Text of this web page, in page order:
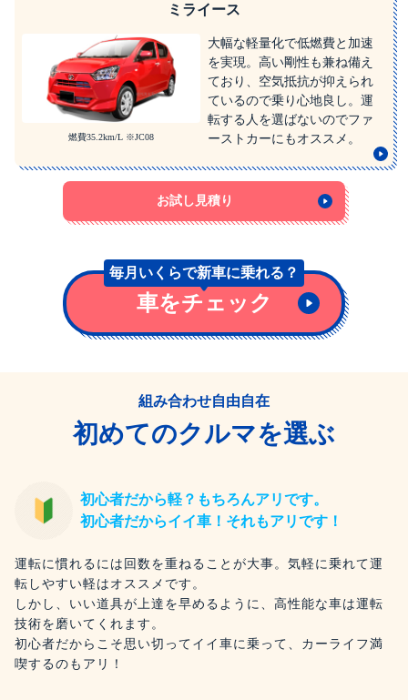
ミライース
燃費35.2km/L ※JC08
大幅な軽量化で低燃費と加速
を実現。高い剛性も兼ね備え
ており、空気抵抗が抑えられ
ているので乗り心地良し。運
転する人を選ばないのでファ
ーストカーにもオススメ。
お試し見積り
毎月いくらで新車に乗れる？
車をチェック
組み合わせ自由自在
初めてのクルマを選ぶ
初心者だから軽？もちろんアリです。
初心者だからイイ車！それもアリです！
運転に慣れるには回数を重ねることが大事。気軽に乗れて運
転しやすい軽はオススメです。
しかし、いい道具が上達を早めるように、高性能な車は運転
技術を磨いてくれます。
初心者だからこそ思い切ってイイ車に乗って、カーライフ満
喫するのもアリ！